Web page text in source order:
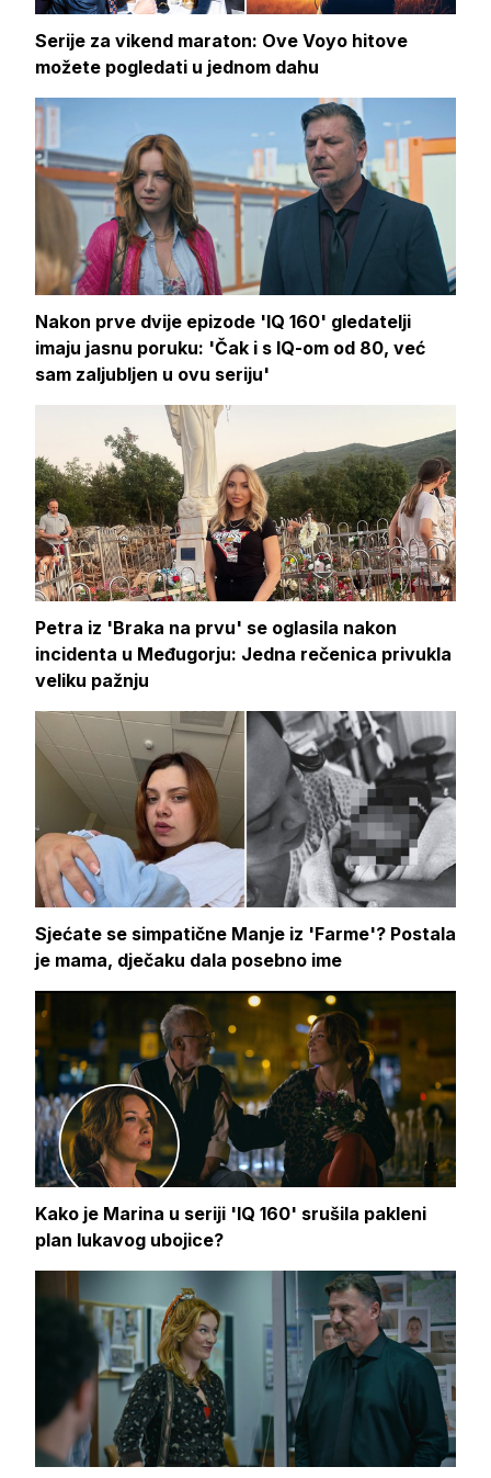
Serije za vikend maraton: Ove Voyo hitove
možete pogledati u jednom dahu
Nakon prve dvije epizode 'IQ 160' gledatelji
imaju jasnu poruku: 'Čak i s IQ-om od 80, već
sam zaljubljen u ovu seriju'
Petra iz 'Braka na prvu' se oglasila nakon
incidenta u Međugorju: Jedna rečenica privukla
veliku pažnju
Sjećate se simpatične Manje iz 'Farme'? Postala
je mama, dječaku dala posebno ime
Kako je Marina u seriji 'IQ 160' srušila pakleni
plan lukavog ubojice?